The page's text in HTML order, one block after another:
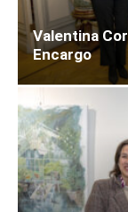
Valentina
Encargo